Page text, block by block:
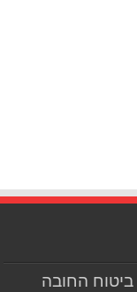
ביטוח החובה